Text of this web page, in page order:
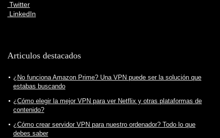
Twitter
LinkedIn
Articulos destacados
¿No funciona Amazon Prime? Una VPN puede ser la solución que
estabas buscando
¿Cómo elegir la mejor VPN para ver Netflix y otras plataformas de
contenido?
¿Cómo crear servidor VPN para nuestro ordenador? Todo lo que
debes saber